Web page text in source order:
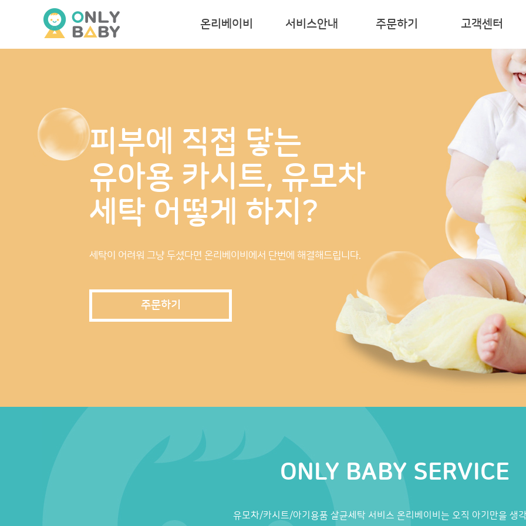
온리베이비 서비스안내 주문하기 고객센터
피부에 직접 닿는
유아용 카시트, 유모차
세탁 어떻게 하지?
세탁이 어려워 그냥 두셨다면 온리베이비에서 단번에 해결해드립니다.
주문하기
ONLY BABY SERVICE
유모차/카시트/아기용품 살균세탁 서비스 온리베이비는 오직 아기만을 생